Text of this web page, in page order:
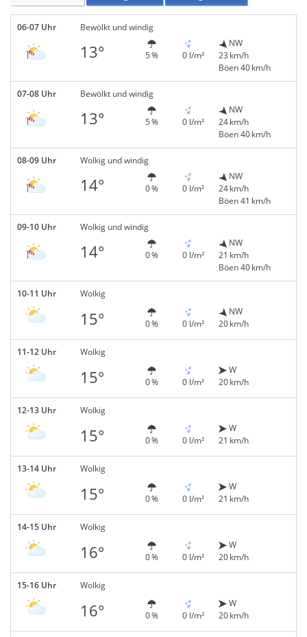
06-07 Uhr Bewölkt und windig
13° 5 % 0 l/m²
NW
23 km/h
Böen 40 km/h
07-08 Uhr Bewölkt und windig
13° 5 % 0 l/m²
NW
24 km/h
Böen 40 km/h
08-09 Uhr Wolkig und windig
14° 0 % 0 l/m²
NW
24 km/h
Böen 41 km/h
09-10 Uhr Wolkig und windig
14° 0 % 0 l/m²
NW
21 km/h
Böen 40 km/h
10-11 Uhr Wolkig
15° 0 % 0 l/m²
NW
20 km/h
11-12 Uhr Wolkig
15° 0 % 0 l/m²
W
20 km/h
12-13 Uhr Wolkig
15° 0 % 0 l/m²
W
21 km/h
13-14 Uhr Wolkig
15° 0 % 0 l/m²
W
21 km/h
14-15 Uhr Wolkig
16° 0 % 0 l/m²
W
20 km/h
15-16 Uhr Wolkig
16° 0 % 0 l/m²
W
20 km/h